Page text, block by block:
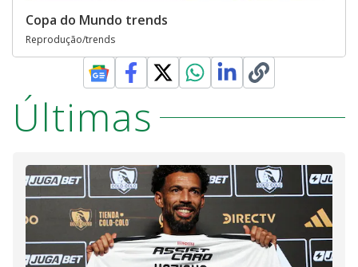
Copa do Mundo trends
Reprodução/trends
Últimas